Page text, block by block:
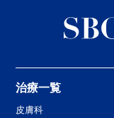
治療一覧
皮膚科